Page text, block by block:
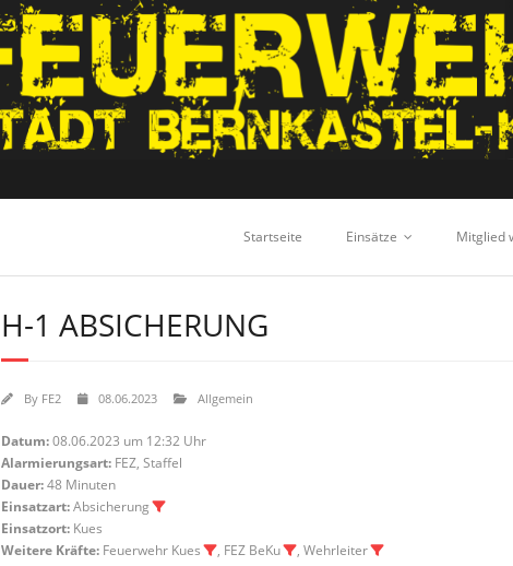
Startseite Einsätze Mitglied
H-1 ABSICHERUNG
By FE2 08.06.2023 Allgemein
Datum:08.06.2023 um 12:32 Uhr
Alarmierungsart: FEZ, Staffel
Dauer:48 Minuten
Einsatzart:Absicherung
Einsatzort: Kues
Weitere Kräfte: Feuerwehr Kues , FEZ BeKu , Wehrleiter